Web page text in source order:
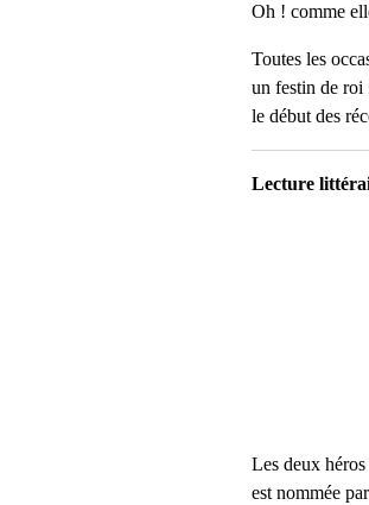
Oh ! comme
Toutes les
un festin de roi
le début des
Lecture
Les deux
est nommée